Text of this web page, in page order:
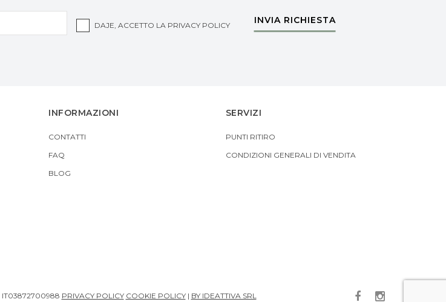
DAJE, ACCETTO LA PRIVACY POLICY INVIA RICHIESTA
INFORMAZIONI
CONTATTI
FAQ
BLOG
SERVIZI
PUNTI RITIRO
CONDIZIONI GENERALI DI VENDITA
IT03872700988 PRIVACY POLICY COOKIE POLICY| BY IDEATTIVA SRL